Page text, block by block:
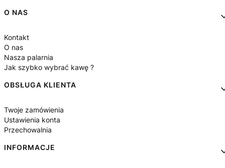
Linki w stopce
O NAS
Kontakt
O nas
Nasza palarnia
Jak szybko wybrać kawę ?
OBSŁUGA KLIENTA
Twoje zamówienia
Ustawienia konta
Przechowalnia
INFORMACJE